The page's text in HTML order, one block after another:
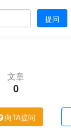
提问
文章
0
向TA提问